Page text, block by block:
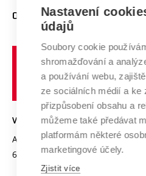
E-přihláška
Doktorské studium
Podpora podnikání
Mezinárodní vědecká rada
Systém zajišťování kvality
Výzkumné infrastruktury
Transfer znalostí
Open Science
Projekty
Projekty ze strukturálních fondů
Specifický výzkum
Firemní spolupráce
Zahraniční spolupráce
Spolupráce se školami
Mezinárodní dohody
Univerzitní sítě
O UNIVERZITĚ
Profil univerzity
Udržitelná univerzita
Podnikavá univerzita / ContriBUTe
Bezpečná univerzita
Vyznamenání
Organizační struktura
VYSOKÉ UČENÍ TECHNICKÉ V
Antonínská 548/1
602 00 Brno
Nastavení
údajů
Soubory cookie
shromažďování a
a používání webu,
ze sociálních médií a ke
přizpůsobení obsahu a
můžeme také předávat
platformám některé
marketingové účely.
Zjistit více